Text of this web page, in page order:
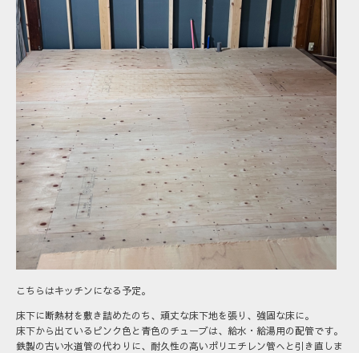
こちらはキッチンになる予定。
床下に断熱材を敷き詰めたのち、頑丈な床下地を張り、強固な床に。
床下から出ているピンク色と青色のチューブは、給水・給湯用の配管です。
鉄製の古い水道管の代わりに、耐久性の高いポリエチレン管へと引き直しま